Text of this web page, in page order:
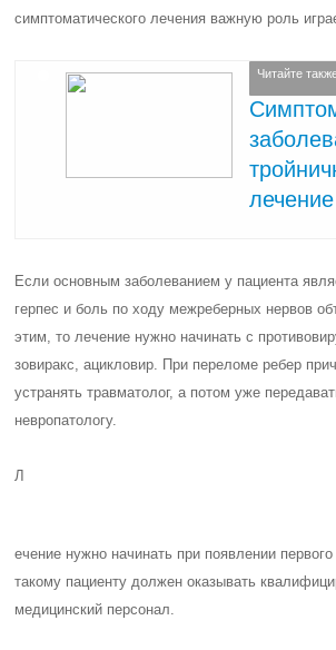
симптоматического лечения важную роль
Читайте
лечение
Если основным заболеванием у пациента
герпес и боль по ходу межреберных нервов
этим, то лечение нужно начинать с
зовиракс, ацикловир. При переломе ребер
устранять травматолог, а потом уже
невропатологу.
Л
ечение нужно начинать при появлении
такому пациенту должен оказывать
медицинский персонал.